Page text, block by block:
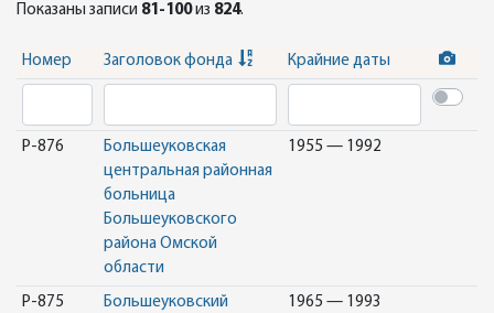
Показаны записи 81-100из 824.
Номер Заголовок фонда Крайние даты
Р-876
Большеуковская
центральная районная
больница
Большеуковского
района Омской
области
1955 — 1992
Р-875
Большеуковский
1965 — 1993